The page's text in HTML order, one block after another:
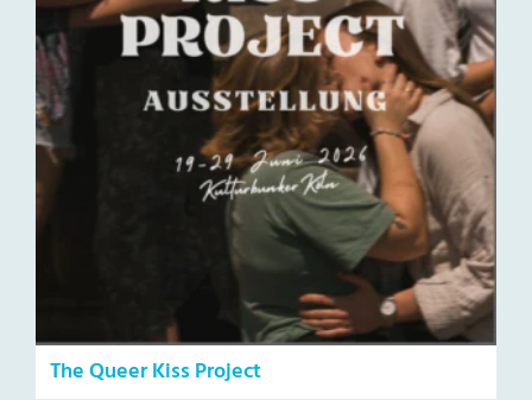
The Queer Kiss Project